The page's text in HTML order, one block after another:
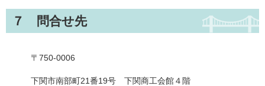
７ 問合せ先
〒750-0006
下関市南部町21番19号 下関商工会館４階